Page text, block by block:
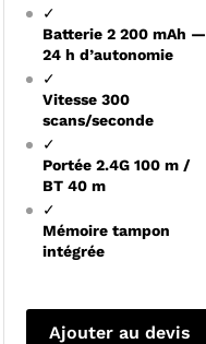
✓
Batterie 2 200 mAh —
24 h d’autonomie
✓
Vitesse 300
scans/seconde
✓
Portée 2.4G 100 m /
BT 40 m
✓
Mémoire tampon
intégrée
Ajouter au devis